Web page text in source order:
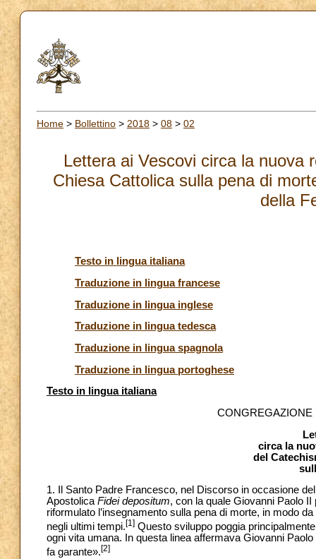
Home > Bollettino > 2018 > 08 > 02
Lettera ai Vescovi circa la nuova
Chiesa Cattolica sulla pena di
della
Testo in lingua italiana
Traduzione in lingua francese
Traduzione in lingua inglese
Traduzione in lingua tedesca
Traduzione in lingua spagnola
Traduzione in lingua portoghese
Testo in lingua italiana
CONGREGAZIONE
circa la
del
1. Il Santo Padre Francesco, nel Discorso in occasione
ApostolicaFidei depositum, con la quale Giovanni Paolo
riformulato l’insegnamento sulla pena di morte, in modo
negli ultimi tempi.[1] Questo sviluppo poggia
ogni vita umana. In questa linea affermava Giovanni
fa garante».[2]